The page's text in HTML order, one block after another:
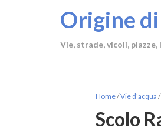
Origine
Vie, strade, vicoli, piazze,
Home/Vie d'acqua /
Scolo